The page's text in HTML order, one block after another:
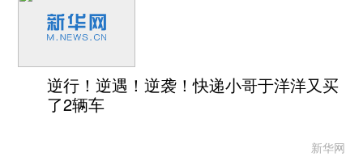
逆行！逆遇！逆袭！快递小哥于洋洋又买
了2辆车
新华网